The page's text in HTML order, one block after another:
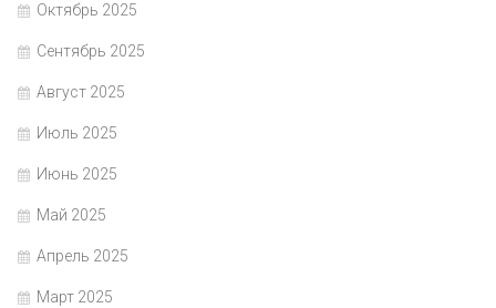
Октябрь 2025
Сентябрь 2025
Август 2025
Июль 2025
Июнь 2025
Май 2025
Апрель 2025
Март 2025